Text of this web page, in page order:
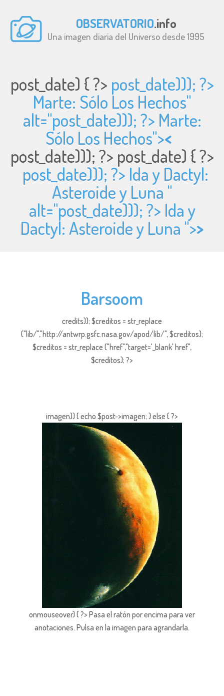
OBSERVATORIO.info
Una imagen diaria del Universo desde 1995
post_date) { ?> post_date))); ?>
Marte: Sólo Los Hechos"
alt="post_date))); ?> Marte:
Sólo Los Hechos"><
post_date))); ?> post_date) { ?>
post_date))); ?> Ida y Dactyl:
Asteroide y Luna "
alt="post_date))); ?> Ida y
Dactyl: Asteroide y Luna ">>
Barsoom
credits)); $creditos = str_replace
("lib/","http://antwrp.gsfc.nasa.gov/apod/lib/", $creditos);
$creditos = str_replace ("href","target='_blank' href",
$creditos); ?>
imagen)) { echo $post->imagen; } else { ?>
onmouseover) { ?> Pasa el ratón por encima para ver
anotaciones. Pulsa en la imagen para agrandarla.